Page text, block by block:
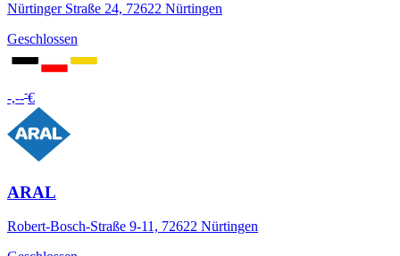
Nürtinger Straße 24, 72622 Nürtingen
Geschlossen
-,---€
ARAL
Robert-Bosch-Straße 9-11, 72622 Nürtingen